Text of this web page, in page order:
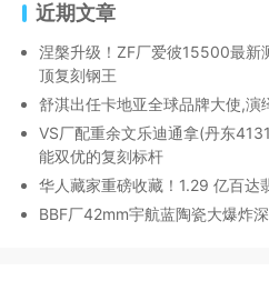
近期文章
涅槃升级！ZF厂爱彼15500最新
顶复刻钢王
舒淇出任卡地亚全球品牌大使,演
VS厂配重余文乐迪通拿(丹东
能双优的复刻标杆
华人藏家重磅收藏！1.29 亿百达
BBF厂42mm宇航蓝陶瓷大爆炸